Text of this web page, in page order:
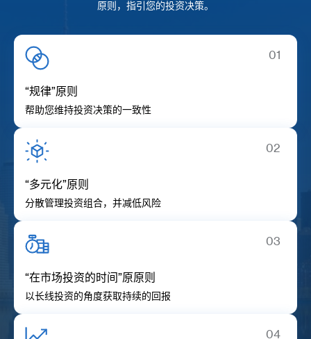
原则，指引您的投资决策。
01
“规律”原则
帮助您维持投资决策的一致性
02
“多元化”原则
分散管理投资组合，并减低风险
03
“在市场投资的时间”原原则
以长线投资的角度获取持续的回报
04